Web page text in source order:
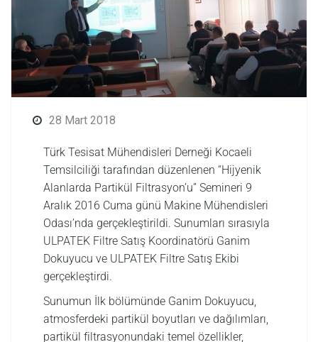
28 Mart 2018
Türk Tesisat Mühendisleri Derneği Kocaeli
Temsilciliği tarafından düzenlenen “Hijyenik
Alanlarda Partikül Filtrasyon’u” Semineri 9
Aralık 2016 Cuma günü Makine Mühendisleri
Odası’nda gerçekleştirildi. Sunumları sırasıyla
ULPATEK Filtre Satış Koordinatörü Ganim
Dokuyucu ve ULPATEK Filtre Satış Ekibi
gerçekleştirdi.
Sunumun İlk bölümünde Ganim Dokuyucu,
atmosferdeki partikül boyutları ve dağılımları,
partikül filtrasyonundaki temel özellikler,